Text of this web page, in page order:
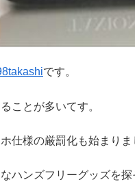
です。
ことが多いてす。
仕様の厳罰化も始まりま
ハンズフリーグッズを探